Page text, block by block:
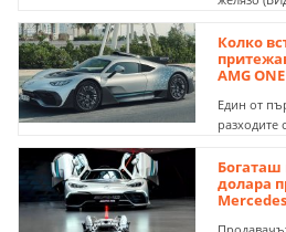
Колко
AMG ONE
Един от
разходите
Богаташ
долара